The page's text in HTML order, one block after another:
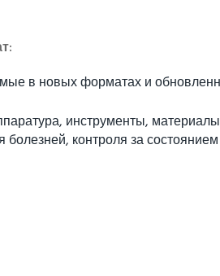
в новых форматах и
инструменты,
болезней, контроля за